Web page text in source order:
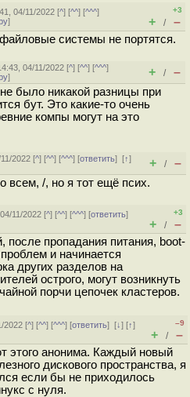
04/11/2022 [^] [^^] [^^^]
]
+3
+ / –
системы не портятся.
04/11/2022 [^] [^^] [^^^]
] + / –
было никакой разницы при
бут. Это какие-то очень
компы могут на это
2022 [^] [^^] [^^^] [ответить][↑]
+ / –
всем, /, но я тот ещё псих.
11/2022 [^] [^^] [^^^] [ответить]
+3
+ / –
пропадания питания, boot-
и начинается
других разделов на
острого, могут возникнуть
порчи цепочек кластеров.
2022 [^] [^^] [^^^] [ответить][↓] [↑]
–9
+ / –
этого анонима. Каждый новый
дискового пространства, я
если бы не приходилось
с нуля.